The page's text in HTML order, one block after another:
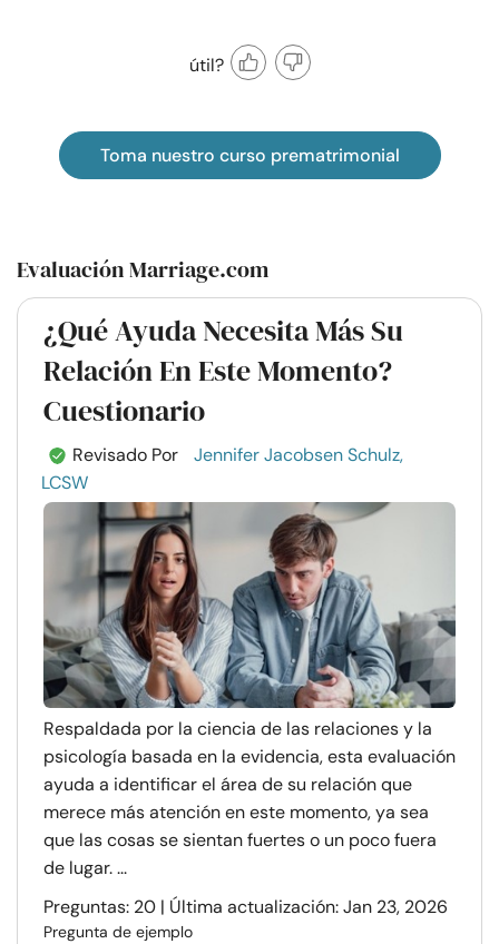
útil?
Toma nuestro curso prematrimonial
Evaluación Marriage.com
¿Qué Ayuda Necesita Más Su
Relación En Este Momento?
Cuestionario
Revisado Por
Jennifer Jacobsen Schulz,
LCSW
Respaldada por la ciencia de las relaciones y la
psicología basada en la evidencia, esta evaluación
ayuda a identificar el área de su relación que
merece más atención en este momento, ya sea
que las cosas se sientan fuertes o un poco fuera
de lugar. ...
Preguntas: 20 | Última actualización: Jan 23, 2026
Pregunta de ejemplo